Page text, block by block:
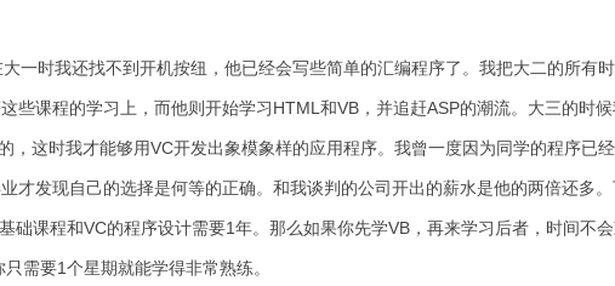
一时我还找不到开机按纽，他已经会写些简单的汇编程序了。我把大二的所有
些课程的学习上，而他则开始学习HTML和VB，并追赶ASP的潮流。大三的时
，这时我才能够用VC开发出象模象样的应用程序。我曾一度因为同学的程序已
才发现自己的选择是何等的正确。和我谈判的公司开出的薪水是他的两倍还多
础课程和VC的程序设计需要1年。那么如果你先学VB，再来学习后者，时间不
需要1个星期就能学得非常熟练。